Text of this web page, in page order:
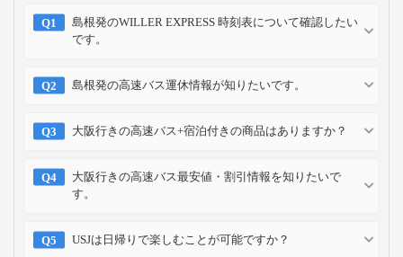
島根発のWILLER EXPRESS 時刻表について確認したい
です。
島根発の高速バス運休情報が知りたいです。
大阪行きの高速バス+宿泊付きの商品はありますか？
大阪行きの高速バス最安値・割引情報を知りたいで
す。
USJは日帰りで楽しむことが可能ですか？